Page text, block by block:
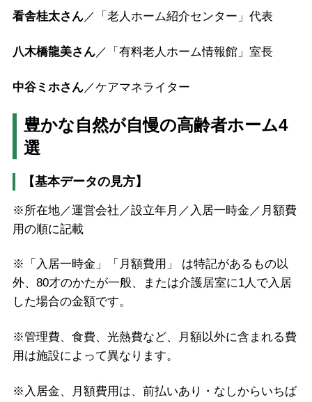
看舎桂太さん／「老人ホーム紹介センター」代表
八木橋龍美さん／「有料老人ホーム情報館」室長
中谷ミホさん／ケアマネライター
豊かな自然が自慢の高齢者ホーム4
選
【基本データの見方】
※所在地／運営会社／設立年月／入居一時金／月額費
用の順に記載
※「入居一時金」「月額費用」 は特記があるもの以
外、80才のかたが一般、または介護居室に1人で入居
した場合の金額です。
※管理費、食費、光熱費など、月額以外に含まれる費
用は施設によって異なります。
※入居金、月額費用は、前払いあり・なしからいちば